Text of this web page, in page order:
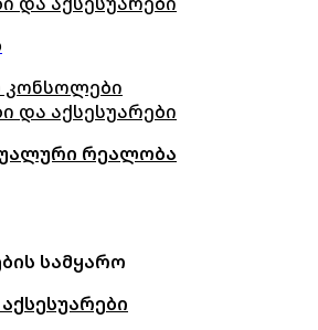
კონსოლები
და აქსესუარები
რეალობა
სამყარო